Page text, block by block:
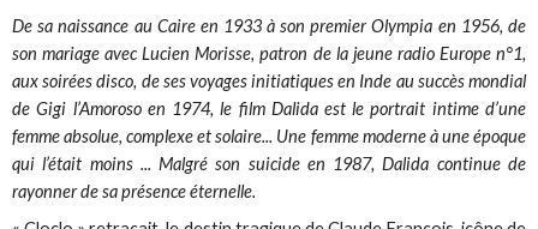
De sa naissance au Caire en 1933 à son premier Olympia en 1956, de
son mariage avec Lucien Morisse, patron de la jeune radio Europe n°1,
aux soirées disco, de ses voyages initiatiques en Inde au succès mondial
de Gigi l’Amoroso en 1974, le film Dalida est le portrait intime d’une
femme absolue, complexe et solaire... Une femme moderne à une époque
qui l’était moins ... Malgré son suicide en 1987, Dalida continue de
rayonner de sa présence éternelle.